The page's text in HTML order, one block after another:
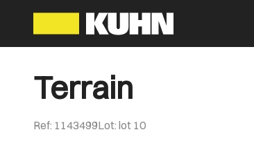
Terrain
Ref: 1143499Lot: lot 10